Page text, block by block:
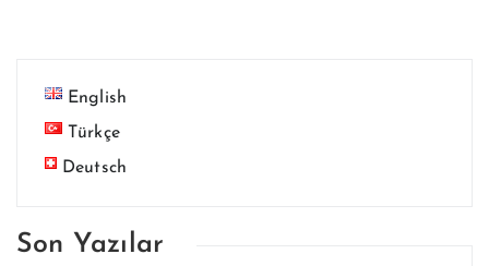
English
Türkçe
Deutsch
Son Yazılar